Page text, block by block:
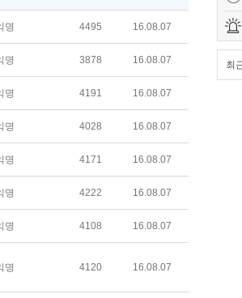
최
명 4495 16.08.07
명 3878 16.08.07
명 4191 16.08.07
명 4028 16.08.07
명 4171 16.08.07
명 4222 16.08.07
명 4108 16.08.07
명 4120 16.08.07